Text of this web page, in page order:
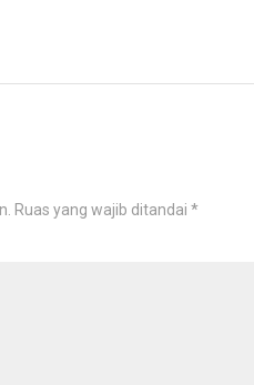
Ruas yang wajib ditandai *